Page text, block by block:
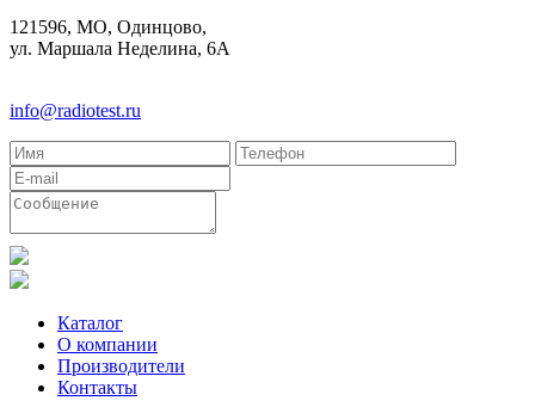
121596, МО, Одинцово,
ул. Маршала Неделина, 6А
info@radiotest.ru
Каталог
О компании
Производители
Контакты